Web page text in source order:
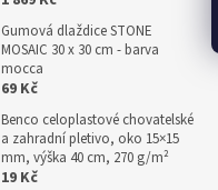
Gumová dlaždice STONE
MOSAIC 30 x 30 cm - barva
mocca
69 Kč
Benco celoplastové chovatelské
a zahradní pletivo, oko 15×15
mm, výška 40 cm, 270 g/m²
19 Kč